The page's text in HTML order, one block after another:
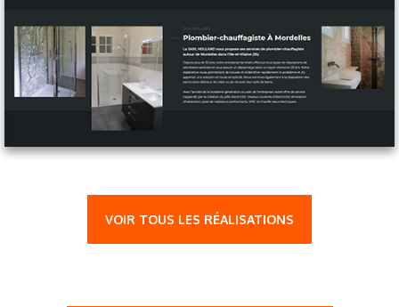
VOIR TOUS LES RÉALISATIONS